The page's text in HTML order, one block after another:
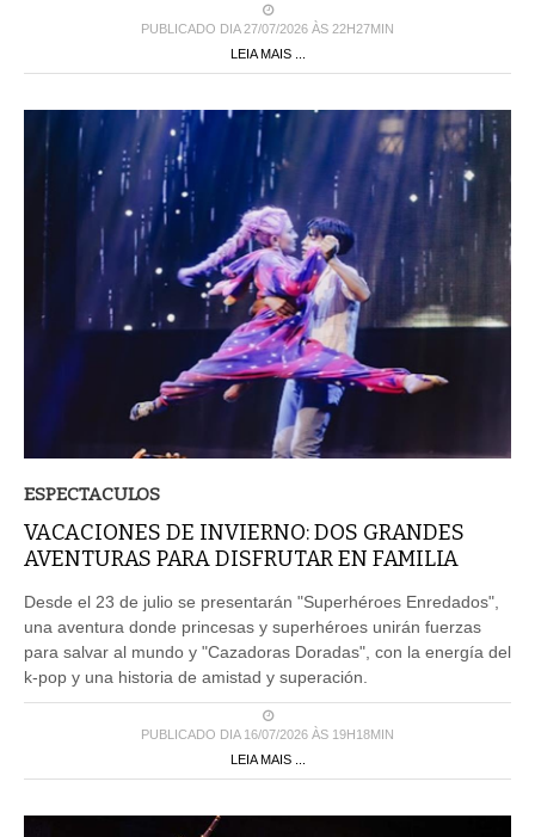
PUBLICADO DIA 27/07/2026 ÀS 22H27MIN
LEIA MAIS ...
ESPECTACULOS
VACACIONES DE INVIERNO: DOS GRANDES
AVENTURAS PARA DISFRUTAR EN FAMILIA
Desde el 23 de julio se presentarán "Superhéroes Enredados",
una aventura donde princesas y superhéroes unirán fuerzas
para salvar al mundo y "Cazadoras Doradas", con la energía del
k-pop y una historia de amistad y superación.
PUBLICADO DIA 16/07/2026 ÀS 19H18MIN
LEIA MAIS ...